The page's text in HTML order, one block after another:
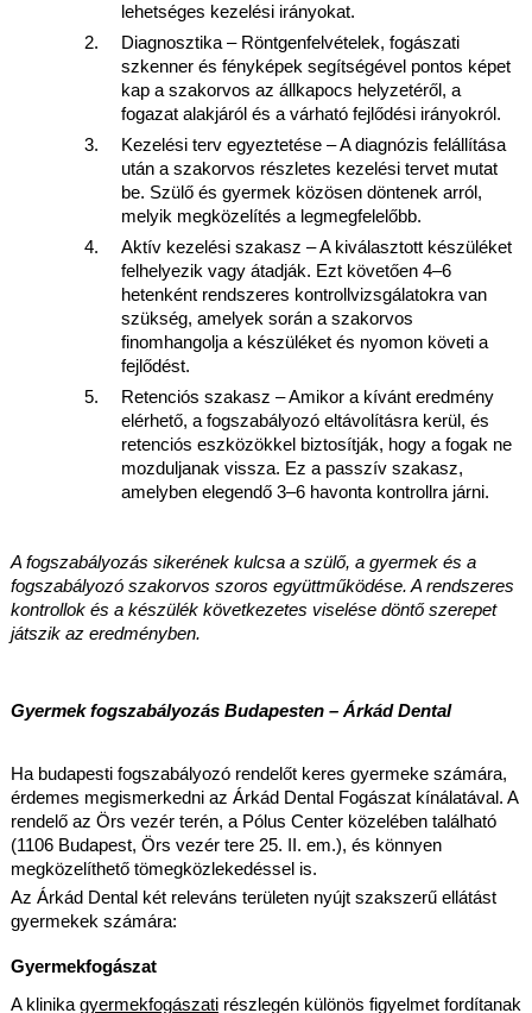
lehetséges kezelési irányokat.
Diagnosztika – Röntgenfelvételek, fogászati
szkenner és fényképek segítségével pontos képet
kap a szakorvos az állkapocs helyzetéről, a
fogazat alakjáról és a várható fejlődési irányokról.
Kezelési terv egyeztetése – A diagnózis felállítása
után a szakorvos részletes kezelési tervet mutat
be. Szülő és gyermek közösen döntenek arról,
melyik megközelítés a legmegfelelőbb.
Aktív kezelési szakasz – A kiválasztott készüléket
felhelyezik vagy átadják. Ezt követően 4–6
hetenként rendszeres kontrollvizsgálatokra van
szükség, amelyek során a szakorvos
finomhangolja a készüléket és nyomon követi a
fejlődést.
Retenciós szakasz – Amikor a kívánt eredmény
elérhető, a fogszabályozó eltávolításra kerül, és
retenciós eszközökkel biztosítják, hogy a fogak ne
mozduljanak vissza. Ez a passzív szakasz,
amelyben elegendő 3–6 havonta kontrollra járni.
A fogszabályozás sikerének kulcsa a szülő, a gyermek és a
fogszabályozó szakorvos szoros együttműködése. A rendszeres
kontrollok és a készülék következetes viselése döntő szerepet
játszik az eredményben.
Gyermek fogszabályozás Budapesten – Árkád Dental
Ha budapesti fogszabályozó rendelőt keres gyermeke számára,
érdemes megismerkedni az Árkád Dental Fogászat kínálatával. A
rendelő az Örs vezér terén, a Pólus Center közelében található
(1106 Budapest, Örs vezér tere 25. II. em.), és könnyen
megközelíthető tömegközlekedéssel is.
Az Árkád Dental két releváns területen nyújt szakszerű ellátást
gyermekek számára:
Gyermekfogászat
A klinika gyermekfogászati részlegén különös figyelmet fordítanak